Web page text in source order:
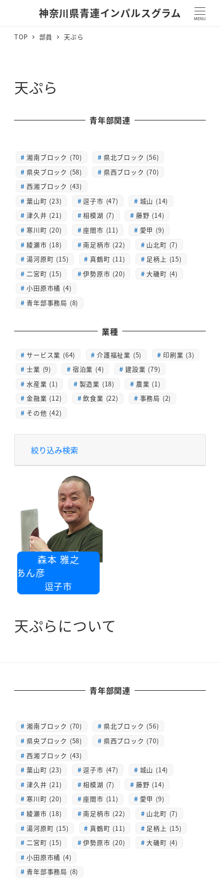
神奈川県青連インパルスグラム MENU
TOP 部員 天ぷら
天ぷら
青年部関連
湘南ブロック (70)
県北ブロック (56)
県央ブロック (58)
県西ブロック (70)
西湘ブロック (43)
葉山町 (23)
逗子市 (47)
城山 (14)
津久井 (21)
相模湖 (7)
藤野 (14)
寒川町 (20)
座間市 (11)
愛甲 (9)
綾瀬市 (18)
南足柄市 (22)
山北町 (7)
湯河原町 (15)
真鶴町 (11)
足柄上 (15)
二宮町 (15)
伊勢原市 (20)
大磯町 (4)
小田原市橘 (4)
青年部事務局 (8)
業種
サービス業 (64) 介護福祉業 (5)
印刷業 (3)
士業 (9)
宿泊業 (4)
建設業 (79)
水産業 (1)
製造業 (18)
農業 (1)
金融業 (12)
飲食業 (22)
事務局 (2)
その他 (42)
絞り込み検索
森本 雅之
あん彦
逗子市
天ぷらについて
青年部関連
湘南ブロック (70)
県北ブロック (56)
県央ブロック (58)
県西ブロック (70)
西湘ブロック (43)
葉山町 (23)
逗子市 (47)
城山 (14)
津久井 (21)
相模湖 (7)
藤野 (14)
寒川町 (20)
座間市 (11)
愛甲 (9)
綾瀬市 (18)
南足柄市 (22)
山北町 (7)
湯河原町 (15)
真鶴町 (11)
足柄上 (15)
二宮町 (15)
伊勢原市 (20)
大磯町 (4)
小田原市橘 (4)
青年部事務局 (8)